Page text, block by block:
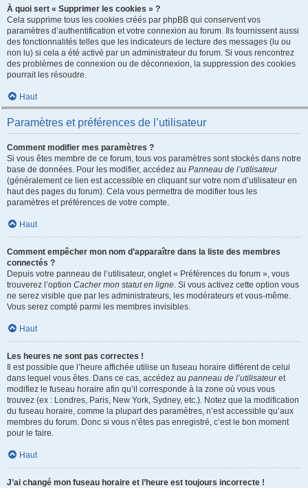
À quoi sert « Supprimer les cookies » ?
Cela supprime tous les cookies créés par phpBB qui conservent vos
paramètres d’authentification et votre connexion au forum. Ils fournissent aussi
des fonctionnalités telles que les indicateurs de lecture des messages (lu ou
non lu) si cela a été activé par un administrateur du forum. Si vous rencontrez
des problèmes de connexion ou de déconnexion, la suppression des cookies
pourrait les résoudre.
Haut
Paramètres et préférences de l’utilisateur
Comment modifier mes paramètres ?
Si vous êtes membre de ce forum, tous vos paramètres sont stockés dans notre
base de données. Pour les modifier, accédez au Panneau de l’utilisateur
(généralement ce lien est accessible en cliquant sur votre nom d’utilisateur en
haut des pages du forum). Cela vous permettra de modifier tous les
paramètres et préférences de votre compte.
Haut
Comment empêcher mon nom d’apparaître dans la liste des membres
connectés ?
Depuis votre panneau de l’utilisateur, onglet « Préférences du forum », vous
trouverez l’option Cacher mon statut en ligne. Si vous activez cette option vous
ne serez visible que par les administrateurs, les modérateurs et vous-même.
Vous serez compté parmi les membres invisibles.
Haut
Les heures ne sont pas correctes !
Il est possible que l’heure affichée utilise un fuseau horaire différent de celui
dans lequel vous êtes. Dans ce cas, accédez au panneau de l’utilisateuret
modifiez le fuseau horaire afin qu’il corresponde à la zone où vous vous
trouvez (ex : Londres, Paris, New York, Sydney, etc.). Notez que la modification
du fuseau horaire, comme la plupart des paramètres, n’est accessible qu’aux
membres du forum. Donc si vous n’êtes pas enregistré, c’est le bon moment
pour le faire.
Haut
J’ai changé mon fuseau horaire et l’heure est toujours incorrecte !